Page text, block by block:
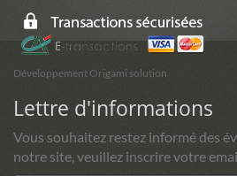
Développement Origami solution
Lettre d'informations
Vous souhaitez restez informé des
notre site, veuillez inscrire votre